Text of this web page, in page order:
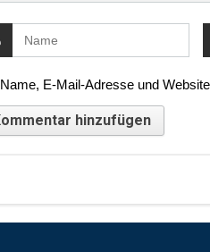
Name, E-Mail-Adresse und